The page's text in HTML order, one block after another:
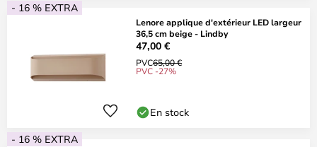
- 16 % EXTRA
Lenore applique d'extérieur LED largeur
36,5 cm beige - Lindby
47,00 €
PVC65,00 €
PVC -27%
En stock
- 16 % EXTRA